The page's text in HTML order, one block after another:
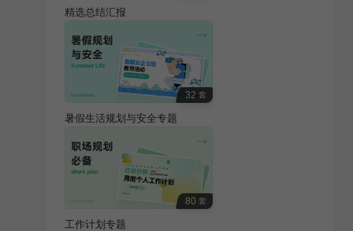
精选总结汇报
32 套
暑假生活规划与安全专题
80 套
工作计划专题